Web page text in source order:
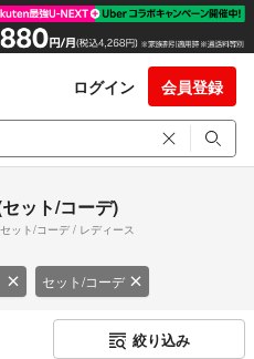
ログイン 会員登録
ット/コーデ)
ット/コーデ / レディース
セット/コーデ
絞り込み